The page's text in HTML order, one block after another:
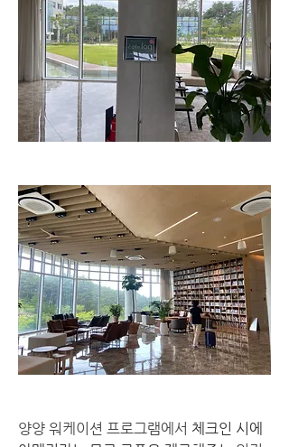
양양 워케이션 프로그램에서 체크인 시에